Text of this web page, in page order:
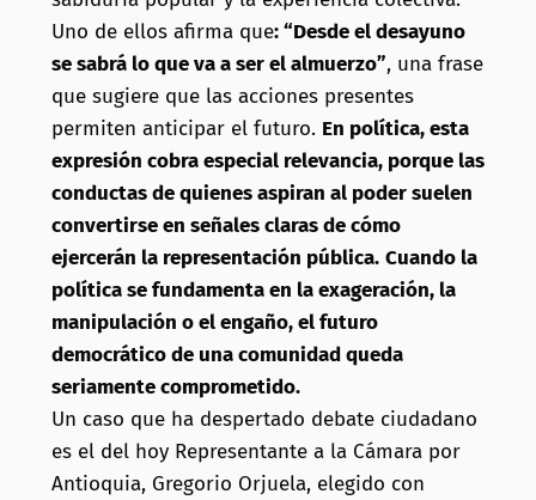
Uno de ellos afirma que: “Desde el desayuno
se sabrá lo que va a ser el almuerzo”, una frase
que sugiere que las acciones presentes
permiten anticipar el futuro. En política, esta
expresión cobra especial relevancia, porque las
conductas de quienes aspiran al poder suelen
convertirse en señales claras de cómo
ejercerán la representación pública. Cuando la
política se fundamenta en la exageración, la
manipulación o el engaño, el futuro
democrático de una comunidad queda
seriamente comprometido.
Un caso que ha despertado debate ciudadano
es el del hoy Representante a la Cámara por
Antioquia, Gregorio Orjuela, elegido con